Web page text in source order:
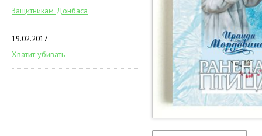
Защитникам Донбаса
19.02.2017
Хватит убивать